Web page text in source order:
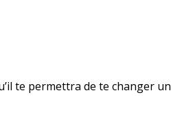
te permettra de te changer un